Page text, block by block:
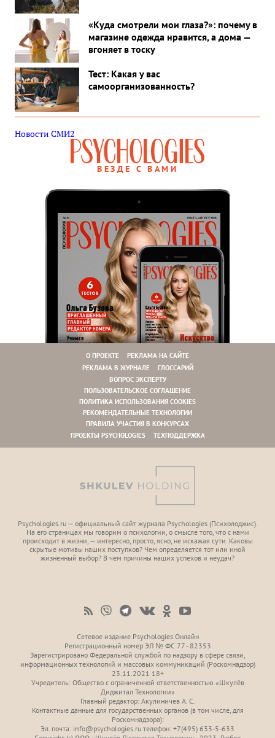
«Куда смотрели мои глаза?»: почему в
магазине одежда нравится, а дома —
вгоняет в тоску
Тест: Какая у вас
самоорганизованность?
Новости СМИ2
ВЕЗДЕ С ВАМИ
О ПРОЕКТЕ
РЕКЛАМА НА САЙТЕ
РЕКЛАМА В ЖУРНАЛЕ
ГЛОССАРИЙ
ВОПРОС ЭКСПЕРТУ
ПОЛЬЗОВАТЕЛЬСКОЕ СОГЛАШЕНИЕ
ПОЛИТИКА ИСПОЛЬЗОВАНИЯ COOKIES
РЕКОМЕНДАТЕЛЬНЫЕ ТЕХНОЛОГИИ
ПРАВИЛА УЧАСТИЯ В КОНКУРСАХ
ПРОЕКТЫ PSYCHOLOGIES
ТЕХПОДДЕРЖКА
Psychologies.ru — официальный сайт журнала Psychologies (Психoлоджиc).
На его страницах мы говорим о психологии, о смысле того, что с нами
происходит в жизни, — интересно, просто, ясно, не искажая сути. Каковы
скрытые мотивы наших поступков? Чем определяется тот или иной
жизненный выбор? В чем причины наших успехов и неудач?
Сетевое издание Psychologies Онлайн
Регистрационный номер ЭЛ № ФС 77 - 82353
Зарегистрировано Федеральной службой по надзору в сфере связи,
информационных технологий и массовых коммуникаций (Роскомнадзор)
23.11.2021 18+
Учредитель: Общество с ограниченной ответственностью «Шкулёв
Диджитал Технологии»
Главный редактор: Акулиничев А. С.
Контактные данные для государственных органов (в том числе, для
Роскомнадзора):
Эл. почта: info@psychologies.ru телефон: +7(495) 633-5-633